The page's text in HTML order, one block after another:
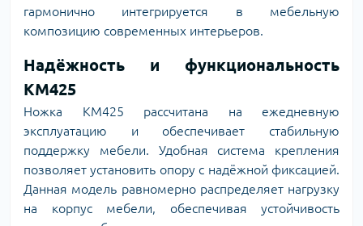
гармонично интегрируется в мебельную
композицию современных интерьеров.
Надёжность и функциональность
KM425
Ножка KM425 рассчитана на ежедневную
эксплуатацию и обеспечивает стабильную
поддержку мебели. Удобная система крепления
позволяет установить опору с надёжной фиксацией.
Данная модель равномерно распределяет нагрузку
на корпус мебели, обеспечивая устойчивость